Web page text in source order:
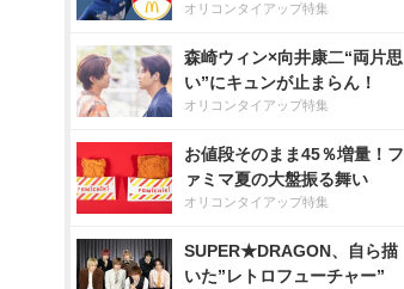
オリコンタイアップ特集
森崎ウィン×向井康二“両片思
い”にキュンが止まらん！
オリコンタイアップ特集
お値段そのまま45％増量！フ
ァミマ夏の大盤振る舞い
オリコンタイアップ特集
SUPER★DRAGON、自ら描
いた”レトロフューチャー”